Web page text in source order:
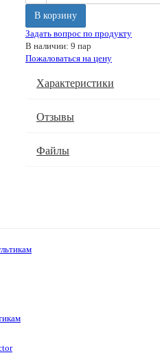
В корзину
Задать вопрос по продукту
В наличии: 9 пар
Пожаловаться на цену
Характеристики
Отзывы
Файлы